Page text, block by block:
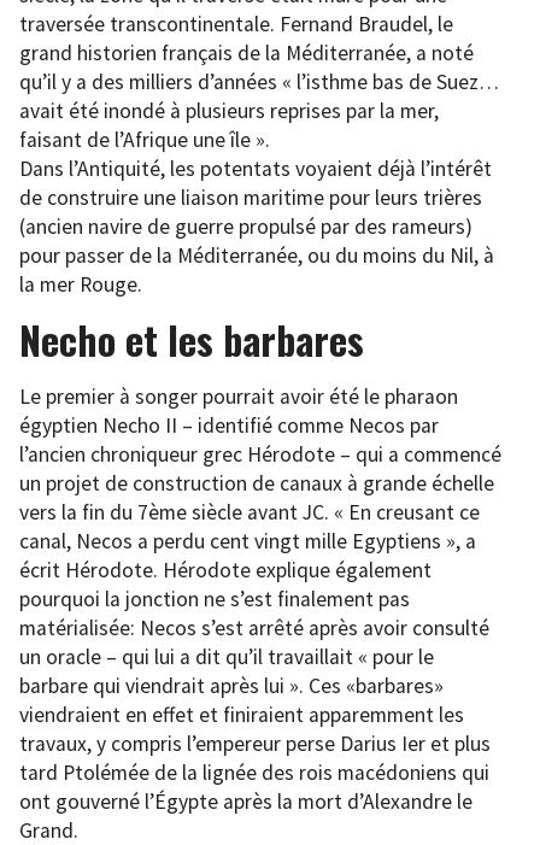
traversée transcontinentale. Fernand Braudel, le
grand historien français de la Méditerranée, a noté
qu’il y a des milliers d’années « l’isthme bas de Suez…
avait été inondé à plusieurs reprises par la mer,
faisant de l’Afrique une île ».
Dans l’Antiquité, les potentats voyaient déjà l’intérêt
de construire une liaison maritime pour leurs trières
(ancien navire de guerre propulsé par des rameurs)
pour passer de la Méditerranée, ou du moins du Nil, à
la mer Rouge.
Necho et les barbares
Le premier à songer pourrait avoir été le pharaon
égyptien Necho II – identifié comme Necos par
l’ancien chroniqueur grec Hérodote – qui a commencé
un projet de construction de canaux à grande échelle
vers la fin du 7ème siècle avant JC. « En creusant ce
canal, Necos a perdu cent vingt mille Egyptiens », a
écrit Hérodote. Hérodote explique également
pourquoi la jonction ne s’est finalement pas
matérialisée: Necos s’est arrêté après avoir consulté
un oracle – qui lui a dit qu’il travaillait « pour le
barbare qui viendrait après lui ». Ces «barbares»
viendraient en effet et finiraient apparemment les
travaux, y compris l’empereur perse Darius Ier et plus
tard Ptolémée de la lignée des rois macédoniens qui
ont gouverné l’Égypte après la mort d’Alexandre le
Grand.